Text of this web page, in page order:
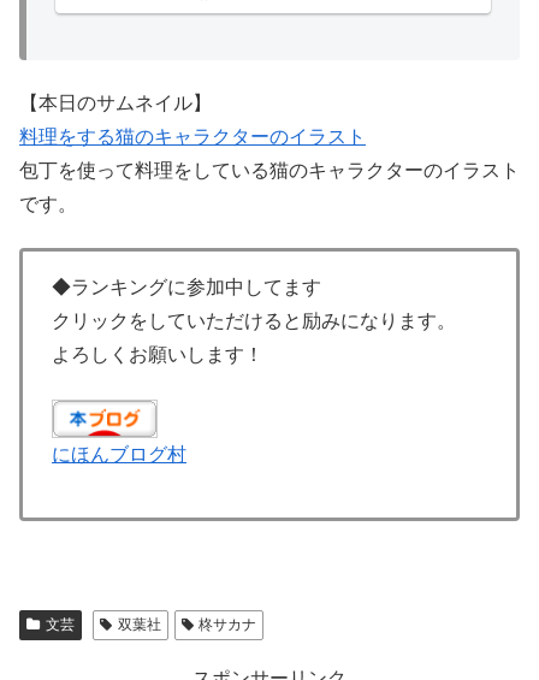
【本日のサムネイル】
料理をする猫のキャラクターのイラスト
包丁を使って料理をしている猫のキャラクターのイラスト
です。
◆ランキングに参加中してます
クリックをしていただけると励みになります。
よろしくお願いします！
にほんブログ村
文芸 双葉社 柊サカナ